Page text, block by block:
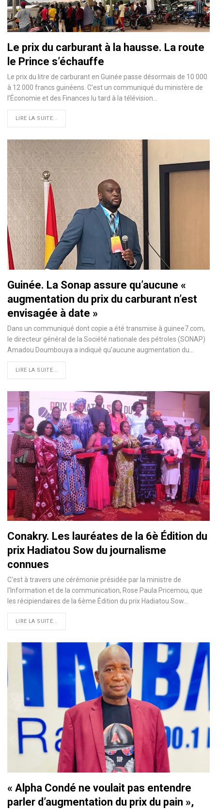
Le prix du carburant à la hausse. La route
le Prince s’échauffe
Le prix du litre de carburant en Guinée passe désormais de 10 000
à 12 000 francs guinéens. C’est un communiqué du ministère de
l’Économie et des Finances lu tard à la télévision…
LIRE LA SUITE...
Guinée. La Sonap assure qu’aucune «
augmentation du prix du carburant n’est
envisagée à date »
Dans un communiqué dont copie a été transmise à guinee7.com,
le directeur général de la Société nationale des pétroles (SONAP)
Amadou Doumbouya a indiqué qu’aucune augmentation du…
LIRE LA SUITE...
Conakry. Les lauréates de la 6è Édition du
prix Hadiatou Sow du journalisme
connues
C'est à travers une cérémonie présidée par la ministre de
l'Information et de la communication, Rose Paula Pricemou, que
les récipiendaires de la 6ème Édition du prix Hadiatou Sow…
LIRE LA SUITE...
« Alpha Condé ne voulait pas entendre
parler d’augmentation du prix du pain »,